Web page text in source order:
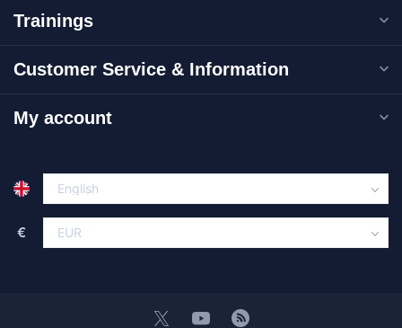
Trainings
Customer Service & Information
My account
€